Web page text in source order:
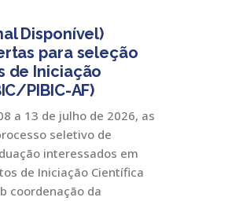
Disponível)
para seleção
de Iniciação
PIBIC-AF)
a 13 de julho de 2026, as
seletivo de
interessados em
de Iniciação Científica
coordenação da